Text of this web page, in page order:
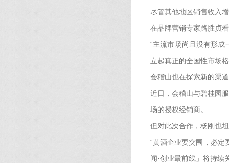
尽管其他地区销售收入
在品牌营销专家路胜贞
“主流市场尚且没有形
立起真正的全国性市场
会稽山也在探索新的渠
近日，会稽山与碧桂园
场的授权经销商。
但对此次合作，杨刚也
“黄酒企业要突围，必定
闻·创业最前线」将持续